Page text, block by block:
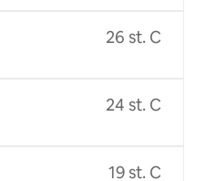
26 st. C
24 st. C
19 st. C